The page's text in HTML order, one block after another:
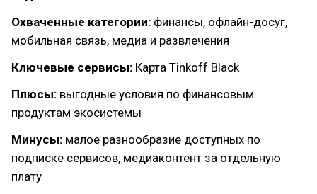
Охваченные категории: финансы, офлайн-досуг,
мобильная связь, медиа и развлечения
Ключевые сервисы: Карта Tinkoff Black
Плюсы: выгодные условия по финансовым
продуктам экосистемы
Минусы: малое разнообразие доступных по
подписке сервисов, медиаконтент за отдельную
плату